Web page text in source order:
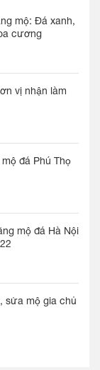
mộ: Đá xanh,
cương
vị nhận làm
đá Phú Thọ
mộ đá Hà Nội
sửa mộ gia chủ